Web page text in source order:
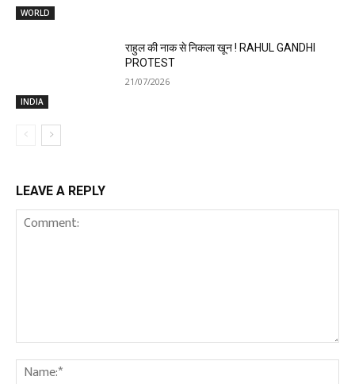
WORLD
INDIA
राहुल की नाक से निकला खून ! RAHUL GANDHI
PROTEST
21/07/2026
LEAVE A REPLY
Comment: